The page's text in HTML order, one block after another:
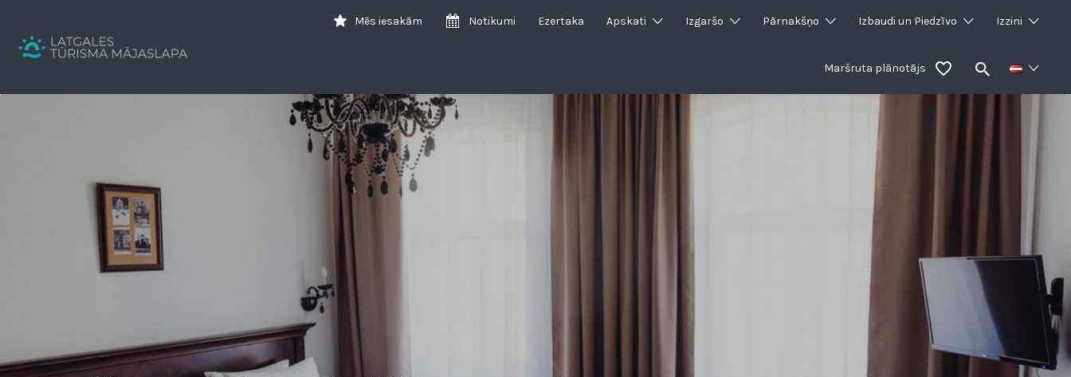
Mēs iesakām Notikumi Ezertaka Apskati Izgaršo Pārnakšņo Izbaudi un Piedzīvo Izzini
Maršruta plānotājs